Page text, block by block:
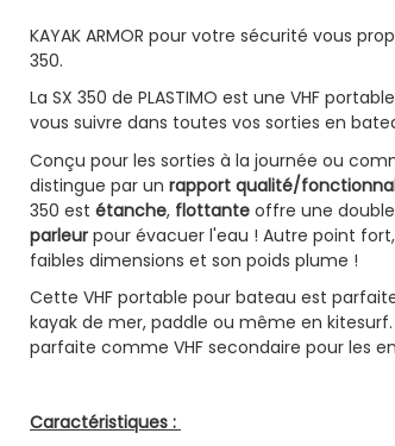
KAYAK ARMOR pour votre sécurité vous
350.
La SX 350 de PLASTIMO est une VHF
vous suivre dans toutes vos sorties en
Conçu pour les sorties à la journée ou
distingue par un rapport qualité/
350 est étanche, flottante offre une
parleur pour évacuer l'eau ! Autre point
faibles dimensions et son poids plume !
Cette VHF portable pour bateau est
kayak de mer, paddle ou même en kitesurf.
parfaite comme VHF secondaire pour les
Caractéristiques :